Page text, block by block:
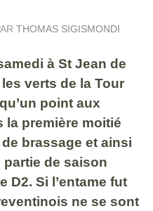
THOMAS SIGISMONDI
à St Jean de
verts de la Tour
point aux
la première moitié
brassage et ainsi
partie de saison
D2. Si l’entame fut
ne se sont